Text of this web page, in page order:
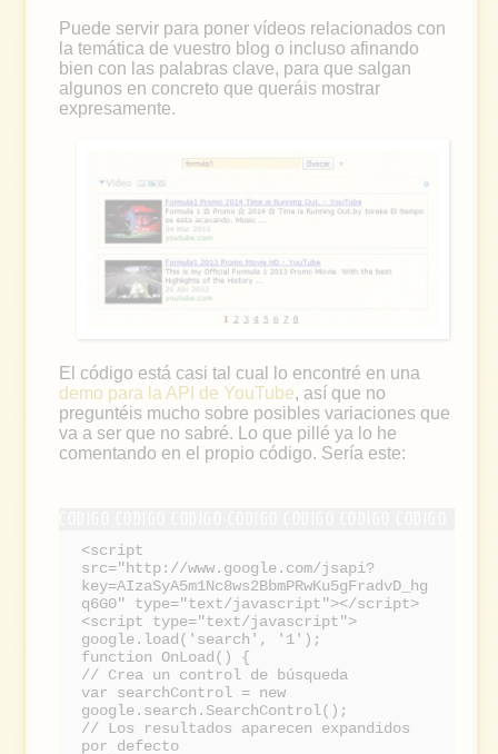
Puede servir para poner vídeos relacionados con
la temática de vuestro blog o incluso afinando
bien con las palabras clave, para que salgan
algunos en concreto que queráis mostrar
expresamente.
El código está casi tal cual lo encontré en una
demo para la API de YouTube, así que no
preguntéis mucho sobre posibles variaciones que
va a ser que no sabré. Lo que pillé ya lo he
comentando en el propio código. Sería este:
<script
src="http://www.google.com/jsapi?
key=AIzaSyA5m1Nc8ws2BbmPRwKu5gFradvD_hg
q6G0" type="text/javascript"></script>
<script type="text/javascript">
google.load('search', '1');
function OnLoad() {
// Crea un control de búsqueda
var searchControl = new
google.search.SearchControl();
// Los resultados aparecen expandidos
por defecto